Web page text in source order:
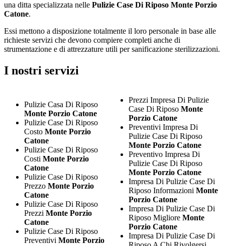
una ditta specializzata nelle Pulizie Case Di Riposo Monte Porzio
Catone.
Essi mettono a disposizione totalmente il loro personale in base alle
richieste servizi che devono compiere completi anche di
strumentazione e di attrezzature utili per sanificazione sterilizzazioni.
I nostri servizi
Pulizie Casa Di Riposo
Monte Porzio Catone
Pulizie Case Di Riposo
Costo Monte Porzio
Catone
Pulizie Case Di Riposo
Costi Monte Porzio
Catone
Pulizie Case Di Riposo
Prezzo Monte Porzio
Catone
Pulizie Case Di Riposo
Prezzi Monte Porzio
Catone
Pulizie Case Di Riposo
Preventivi Monte Porzio
Prezzi Impresa Di Pulizie
Case Di Riposo Monte
Porzio Catone
Preventivi Impresa Di
Pulizie Case Di Riposo
Monte Porzio Catone
Preventivo Impresa Di
Pulizie Case Di Riposo
Monte Porzio Catone
Impresa Di Pulizie Case Di
Riposo Informazioni Monte
Porzio Catone
Impresa Di Pulizie Case Di
Riposo Migliore Monte
Porzio Catone
Impresa Di Pulizie Case Di